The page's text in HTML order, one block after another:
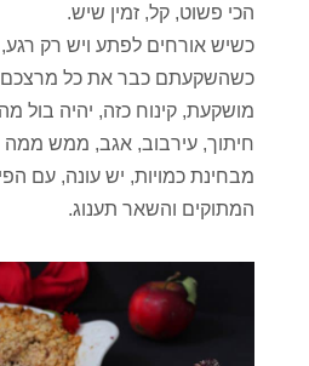
הכי פשוט, קל, זמין שיש.
כשיש אורחים לפתע ויש רק רגע,
כשהשקעתם כבר את כל מרצכם
מושקעת, קינוח כזה, יהיה בול
חיתוך, עירבוב, אגב, ממש
מבחינת כמויות, יש עונה, עם
המתוקים והשאר תענוג.